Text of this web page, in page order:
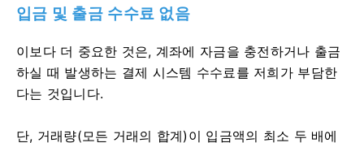
입금 및 출금 수수료 없음
이보다 더 중요한 것은, 계좌에 자금을 충전하거나 출금
하실 때 발생하는 결제 시스템 수수료를 저희가 부담한
다는 것입니다.
단, 거래량(모든 거래의 합계)이 입금액의 최소 두 배에